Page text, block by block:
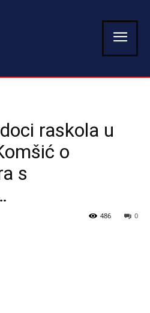
raskola u
o
s
0
486